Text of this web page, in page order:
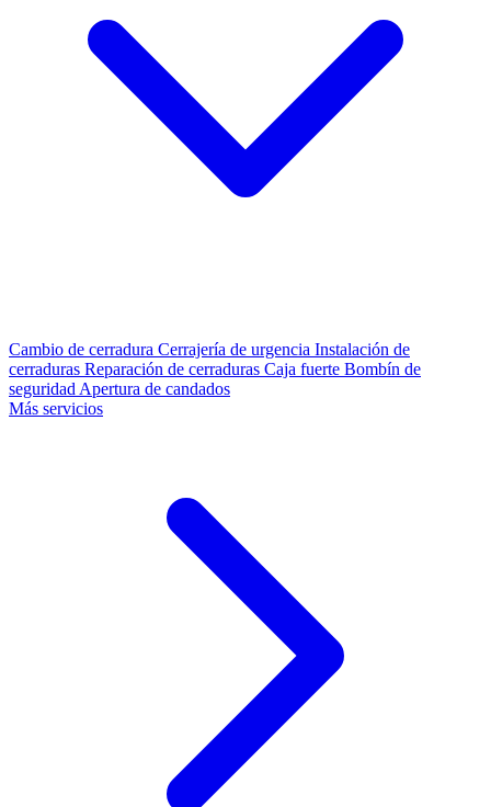
Cambio de cerradura Cerrajería de urgencia Instalación de
cerraduras Reparación de cerraduras Caja fuerte Bombín de
seguridad Apertura de candados
Más servicios